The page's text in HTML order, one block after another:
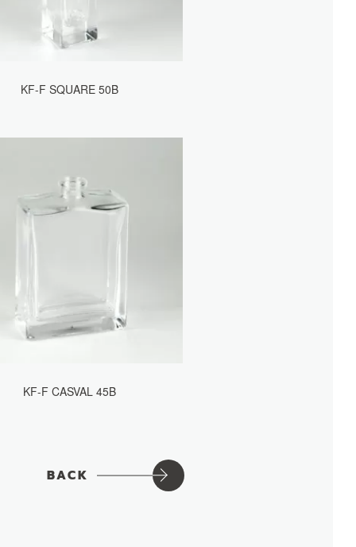
KF-F SQUARE 50B
KF-F CASVAL 45B
BACK